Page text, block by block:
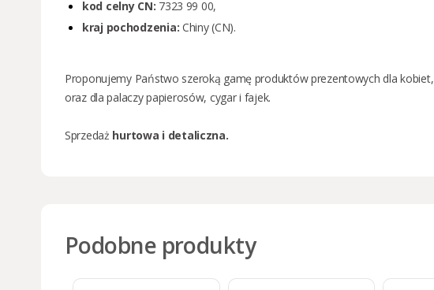
kod celny CN: 7323 99 00,
kraj pochodzenia: Chiny (CN).
Proponujemy Państwo szeroką gamę produktów prezentowych dlakobiet,
oraz dlapalaczy papierosów, cygari fajek.
Sprzedaż hurtowa i detaliczna.
Podobne produkty